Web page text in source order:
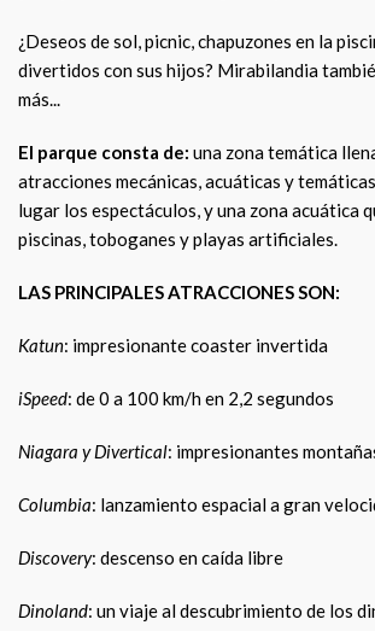
¿Deseos de sol, picnic, chapuzones en la
divertidos con sus hijos? Mirabilandia
más...
El parque consta de: una zona temática
atracciones mecánicas, acuáticas y
lugar los espectáculos, y una zona acuática
piscinas, toboganes y playas artificiales.
LAS PRINCIPALES ATRACCIONES SON:
Katun: impresionante coaster invertida
iSpeed: de 0 a 100 km/h en 2,2 segundos
Niagara y Divertical: impresionantes
Columbia: lanzamiento espacial a gran
Discovery: descenso en caída libre
Dinoland: un viaje al descubrimiento de los